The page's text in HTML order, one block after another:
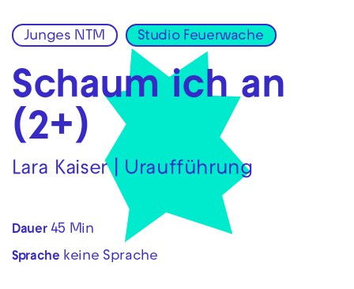
Zur Hauptnavigation springen
Zum Hauptinhalt springen Zum Footer springen
Junges NTM Studio Feuerwache
Schaum ich an
(2+)
Lara Kaiser | Uraufführung
Dauer 45 Min
Sprache keine Sprache